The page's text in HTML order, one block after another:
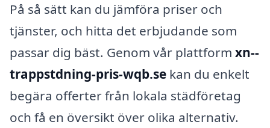
På så sätt kan du jämföra priser och
tjänster, och hitta det erbjudande som
passar dig bäst. Genom vår plattform xn--
trappstdning-pris-wqb.se kan du enkelt
begära offerter från lokala städföretag
och få en översikt över olika alternativ.